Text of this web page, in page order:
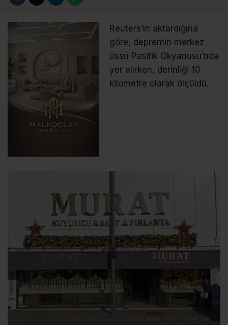
Reuters’ın aktardığına
göre, depremin merkez
üssü Pasifik Okyanusu’nda
yer alırken, derinliği 10
kilometre olarak ölçüldü.